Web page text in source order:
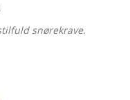
snørekrave.